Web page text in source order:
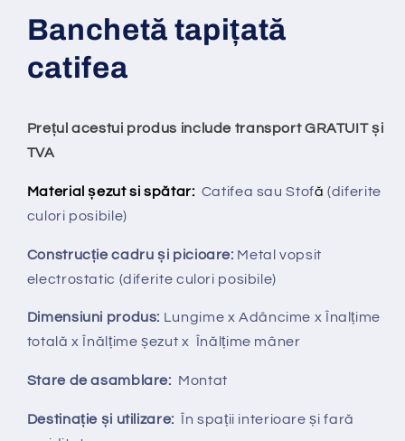
Banchetă tapițată
catifea
Prețul acestui produs include transport GRATUIT și
TVA
Material șezut si spătar: Catifea sau Stofă (diferite
culori posibile)
Construcție cadru și picioare: Metal vopsit
electrostatic (diferite culori posibile)
Dimensiuni produs: Lungime x Adâncime x Înalțime
totală x Înălțime șezut x Înălțime mâner
Stare de asamblare: Montat
Destinație și utilizare: În spații interioare și fară